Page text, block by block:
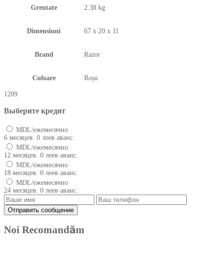
Greutate 2.38 kg
Dimensiuni 67 x 20 x 11
Brand Razor
Culoare Roșu
1209
Выберите кредит
MDL/ежемесячно
6 месяцев. 0 леев аванс.
MDL/ежемесячно
12 месяцев. 0 леев аванс.
MDL/ежемесячно
18 месяцев. 0 леев аванс.
MDL/ежемесячно
24 месяцев. 0 леев аванс.
Noi Recomandăm